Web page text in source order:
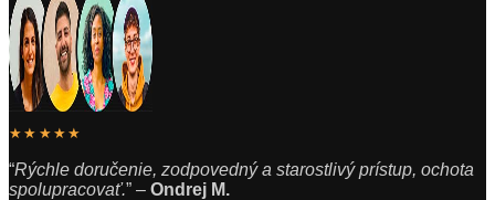
★★★★★
“Rýchle doručenie, zodpovedný a starostlivý prístup, ochota
spolupracovať.” – Ondrej M.